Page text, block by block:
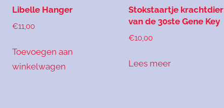
Libelle Hanger
€11,00
Toevoegen aan
winkelwagen
Stokstaartje krachtdier
van de 30ste Gene Key
€10,00
Lees meer